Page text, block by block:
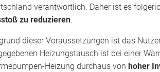
verantwortlich. Daher ist es
zu reduzieren.
dieser Voraussetzungen ist das
Heizungstausch ist bei einer
Heizung durchaus von hoher